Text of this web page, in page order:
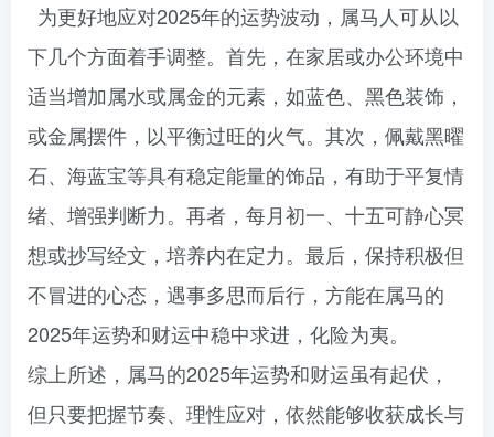
为更好地应对2025年的运势波动，属马人可从以
下几个方面着手调整。首先，在家居或办公环境中
适当增加属水或属金的元素，如蓝色、黑色装饰，
或金属摆件，以平衡过旺的火气。其次，佩戴黑曜
石、海蓝宝等具有稳定能量的饰品，有助于平复情
绪、增强判断力。再者，每月初一、十五可静心冥
想或抄写经文，培养内在定力。最后，保持积极但
不冒进的心态，遇事多思而后行，方能在属马的
2025年运势和财运中稳中求进，化险为夷。
综上所述，属马的2025年运势和财运虽有起伏，
但只要把握节奏、理性应对，依然能够收获成长与